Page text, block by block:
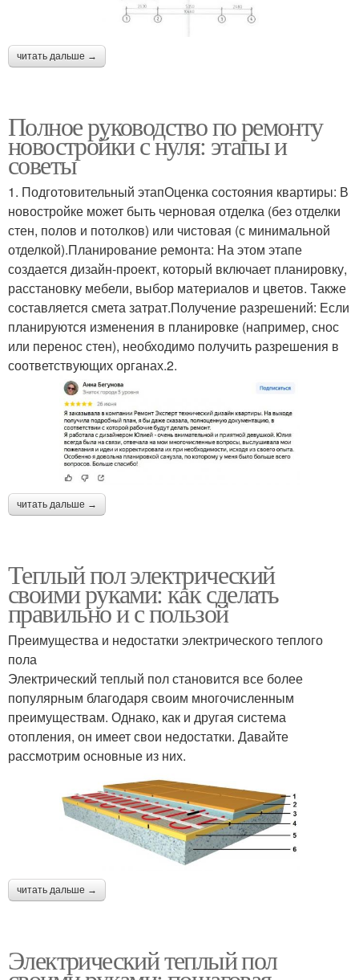
читать дальше →
Полное руководство по ремонту
новостройки с нуля: этапы и
советы
1. Подготовительный этапОценка состояния квартиры: В
новостройке может быть черновая отделка (без отделки
стен, полов и потолков) или чистовая (с минимальной
отделкой).Планирование ремонта: На этом этапе
создается дизайн-проект, который включает планировку,
расстановку мебели, выбор материалов и цветов. Также
составляется смета затрат.Получение разрешений: Если
планируются изменения в планировке (например, снос
или перенос стен), необходимо получить разрешения в
соответствующих органах.2.
читать дальше →
Теплый пол электрический
своими руками: как сделать
правильно и с пользой
Преимущества и недостатки электрического теплого
пола
Электрический теплый пол становится все более
популярным благодаря своим многочисленным
преимуществам. Однако, как и другая система
отопления, он имеет свои недостатки. Давайте
рассмотрим основные из них.
читать дальше →
Электрический теплый пол